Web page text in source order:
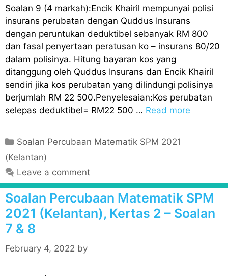
Soalan 9 (4 markah):Encik Khairil mempunyai polisi
insurans perubatan dengan Quddus Insurans
dengan peruntukan deduktibel sebanyak RM 800
dan fasal penyertaan peratusan ko – insurans 80/20
dalam polisinya. Hitung bayaran kos yang
ditanggung oleh Quddus Insurans dan Encik Khairil
sendiri jika kos perubatan yang dilindungi polisinya
berjumlah RM 22 500.Penyelesaian:Kos perubatan
selepas deduktibel= RM22 500 … Read more
C
a
e
o
r
i
s
Soalan Percubaan Matematik SPM 2021
(Kelantan)
Leave a comment
Soalan Percubaan Matematik SPM
2021 (Kelantan), Kertas 2 – Soalan
7 & 8
February 4, 2022 by